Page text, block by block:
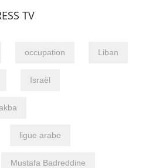
TV
occupation Liban
Israël
ligue arabe
Mustafa Badreddine